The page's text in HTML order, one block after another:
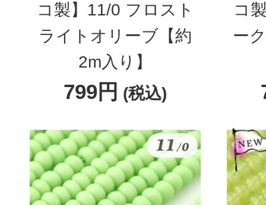
コ製】11/0 フロスト
ライトオリーブ【約
2m入り】
799円 (税込)
コ
ー